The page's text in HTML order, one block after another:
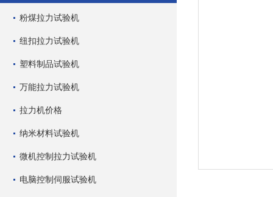
粉煤拉力试验机
纽扣拉力试验机
塑料制品试验机
万能拉力试验机
拉力机价格
纳米材料试验机
微机控制拉力试验机
电脑控制伺服试验机